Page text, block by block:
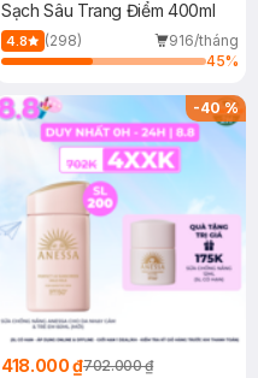
Sạch Sâu Trang Điểm 400ml
4.8 (298)
916/tháng
45%
-40%
418.000 ₫702.000 ₫